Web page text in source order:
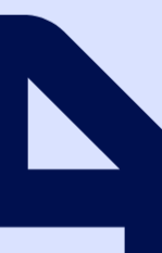
в ФАС истек, это
обжалования
если они
— 3 месяца
серьезные
а на
административную